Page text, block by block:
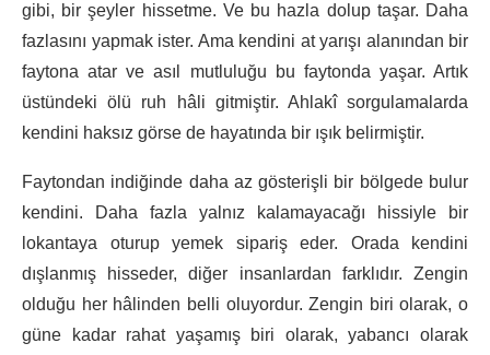
gibi, bir şeyler hissetme. Ve bu hazla dolup taşar. Daha
fazlasını yapmak ister. Ama kendini at yarışı alanından bir
faytona atar ve asıl mutluluğu bu faytonda yaşar. Artık
üstündeki ölü ruh hâli gitmiştir. Ahlakî sorgulamalarda
kendini haksız görse de hayatında bir ışık belirmiştir.
Faytondan indiğinde daha az gösterişli bir bölgede bulur
kendini. Daha fazla yalnız kalamayacağı hissiyle bir
lokantaya oturup yemek sipariş eder. Orada kendini
dışlanmış hisseder, diğer insanlardan farklıdır. Zengin
olduğu her hâlinden belli oluyordur. Zengin biri olarak, o
güne kadar rahat yaşamış biri olarak, yabancı olarak